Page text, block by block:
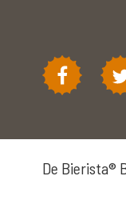
De Bierista®